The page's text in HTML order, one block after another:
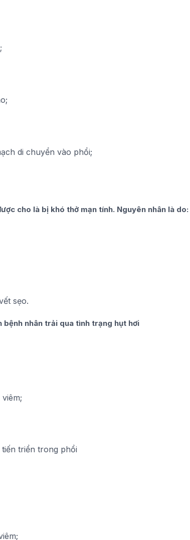
di chuyển vào phổi;
cho là bị khó thở mạn tính. Nguyên nhân là do:
sẹo.
bệnh nhân trải qua tình trạng hụt hơi
triển trong phổi